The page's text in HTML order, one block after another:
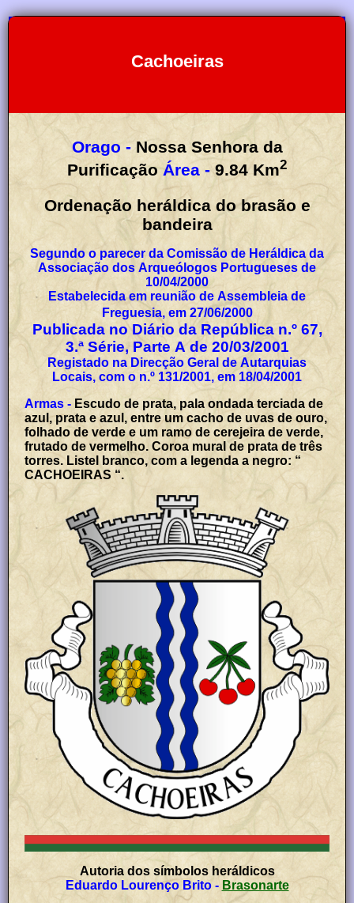
Cachoeiras
Orago - Nossa Senhora da
Purificação Área - 9.84 Km2
Ordenação heráldica do brasão e
bandeira
Segundo o parecer da Comissão de Heráldica da
Associação dos Arqueólogos Portugueses de
10/04/2000
Estabelecida em reunião de Assembleia de
Freguesia, em 27/06/2000
Publicada no Diário da República n.º 67,
3.ª Série, Parte A de 20/03/2001
Registado na Direcção Geral de Autarquias
Locais, com o n.º 131/2001, em 18/04/2001
Armas - Escudo de prata, pala ondada terciada de
azul, prata e azul, entre um cacho de uvas de ouro,
folhado de verde e um ramo de cerejeira de verde,
frutado de vermelho. Coroa mural de prata de três
torres. Listel branco, com a legenda a negro: “
CACHOEIRAS “.
Autoria dos símbolos heráldicos
Eduardo Lourenço Brito- Brasonarte